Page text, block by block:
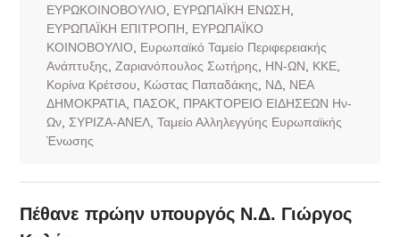
ΕΥΡΩΚΟΙΝΟΒΟΥΛΙΟ
ΕΥΡΩΠΑΪΚΗ ΕΝΩΣΗ
ΕΥΡΩΠΑΪΚΗ ΕΠΙΤΡΟΠΗ
ΕΥΡΩΠΑΪΚΟ
ΚΟΙΝΟΒΟΥΛΙΟ
Ευρωπαϊκό Ταμείο Περιφερειακής
Ανάπτυξης Ζαριανόπουλος Σωτήρης ΗΝ-ΩΝ ΚΚΕ,
Κορίνα Κρέτσου
Κώστας Παπαδάκης ΝΔ, ΝΕΑ
ΔΗΜΟΚΡΑΤΙΑ, ΠΑΣΟΚ, ΠΡΑΚΤΟΡΕΙΟ ΕΙΔΗΣΕΩΝ Ην-
Ων, ΣΥΡΙΖΑ-ΑΝΕΛ, Ταμείο Αλληλεγγύης Ευρωπαϊκής
Ένωσης
Πέθανε πρώην υπουργός Ν.Δ. Γιώργος